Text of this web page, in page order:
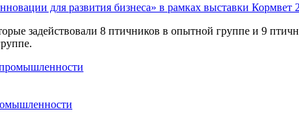
для развития бизнеса» в рамках выставки Кормвет
задействовали 8 птичников в опытной группе и 9